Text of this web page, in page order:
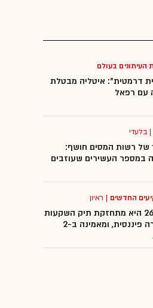
בשומרון
העיתונים בעולם
דרמטית": איטליה מבטלת
עם רפאל
|בלעדי
של רשות המסים חושף:
במספר העשירים שעוזבים
החדשים | ראיון
בגיל 26 היא מתחזקת תיק השקעות
וקריירה פיננסית, ומאמינה ב-2